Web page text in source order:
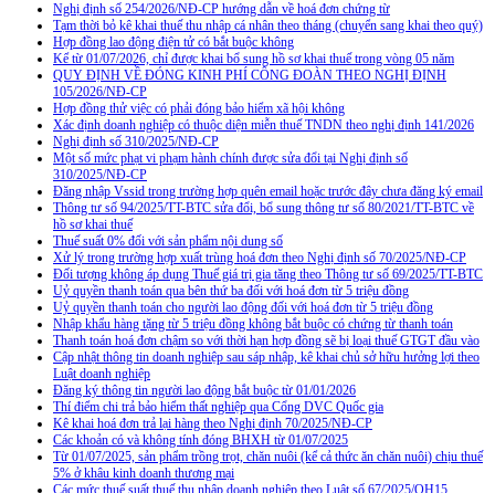
Nghị định số 254/2026/NĐ-CP hướng dẫn về hoá đơn chứng từ
Tạm thời bỏ kê khai thuế thu nhập cá nhân theo tháng (chuyển sang khai theo quý)
Hợp đồng lao động điện tử có bắt buộc không
Kể từ 01/07/2026, chỉ được khai bổ sung hồ sơ khai thuế trong vòng 05 năm
QUY ĐỊNH VỀ ĐÓNG KINH PHÍ CÔNG ĐOÀN THEO NGHỊ ĐỊNH
105/2026/NĐ-CP
Hợp đồng thử việc có phải đóng bảo hiểm xã hội không
Xác định doanh nghiệp có thuộc diện miễn thuế TNDN theo nghị định 141/2026
Nghị định số 310/2025/NĐ-CP
Một số mức phạt vi phạm hành chính được sửa đổi tại Nghị định số
310/2025/NĐ-CP
Đăng nhập Vssid trong trường hợp quên email hoặc trước đây chưa đăng ký email
Thông tư số 94/2025/TT-BTC sửa đổi, bổ sung thông tư số 80/2021/TT-BTC về
hồ sơ khai thuế
Thuế suất 0% đối với sản phẩm nội dung số
Xử lý trong trường hợp xuất trùng hoá đơn theo Nghị định số 70/2025/NĐ-CP
Đối tượng không áp dụng Thuế giá trị gia tăng theo Thông tư số 69/2025/TT-BTC
Uỷ quyền thanh toán qua bên thứ ba đối với hoá đơn từ 5 triệu đồng
Uỷ quyền thanh toán cho người lao động đối với hoá đơn từ 5 triệu đồng
Nhập khẩu hàng tặng từ 5 triệu đồng không bắt buộc có chứng từ thanh toán
Thanh toán hoá đơn chậm so với thời hạn hợp đồng sẽ bị loại thuế GTGT đầu vào
Cập nhật thông tin doanh nghiệp sau sáp nhập, kê khai chủ sở hữu hưởng lợi theo
Luật doanh nghiệp
Đăng ký thông tin người lao động bắt buộc từ 01/01/2026
Thí điểm chi trả bảo hiểm thất nghiệp qua Cổng DVC Quốc gia
Kê khai hoá đơn trả lại hàng theo Nghị định 70/2025/NĐ-CP
Các khoản có và không tính đóng BHXH từ 01/07/2025
Từ 01/07/2025, sản phẩm trồng trọt, chăn nuôi (kể cả thức ăn chăn nuôi) chịu thuế
5% ở khâu kinh doanh thương mại
Các mức thuế suất thuế thu nhập doanh nghiệp theo Luật số 67/2025/QH15